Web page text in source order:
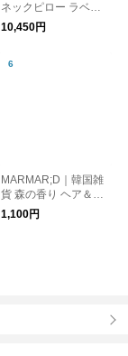
ネックピロー ラベン
ダー（ウォッシュドリ
ネン）ホットパック
10,450円
MARMAR;D｜韓国雑
貨 森の香り ヘア＆ボ
ディミスト 35ml
1,100円